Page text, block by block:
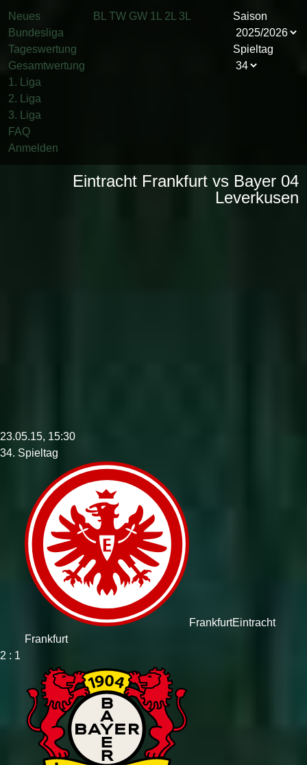
Neues
Bundesliga
Tageswertung
Gesamtwertung
1. Liga
2. Liga
3. Liga
FAQ
Anmelden
BL TW GW 1L 2L 3L Saison
Spieltag
Eintracht Frankfurt vs Bayer 04
Leverkusen
23.05.15, 15:30
34. Spieltag
FrankfurtEintracht
Frankfurt
2 : 1